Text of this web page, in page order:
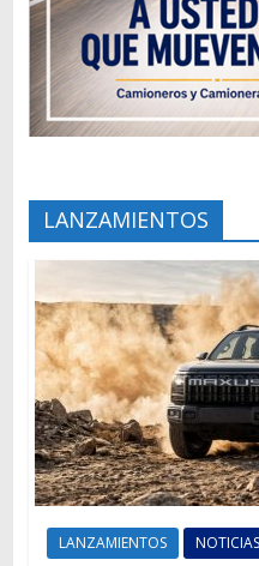
LANZAMIENTOS
LANZAMIENTOS NOTICIAS